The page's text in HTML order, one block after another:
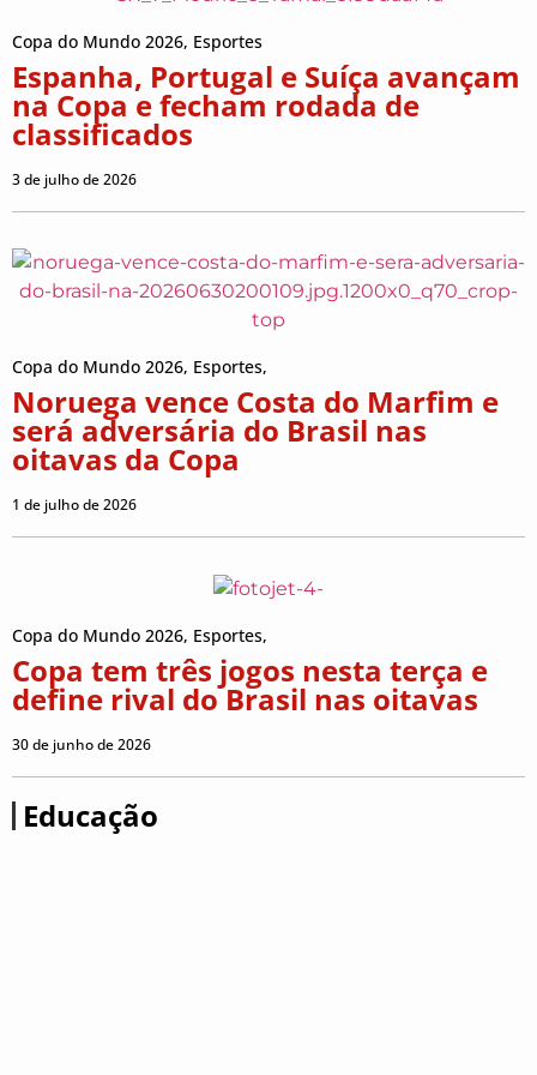
Copa do Mundo 2026, Esportes
Espanha, Portugal e Suíça avançam
na Copa e fecham rodada de
classificados
3 de julho de 2026
Copa do Mundo 2026, Esportes,
Noruega vence Costa do Marfim e
será adversária do Brasil nas
oitavas da Copa
1 de julho de 2026
Copa do Mundo 2026, Esportes,
Copa tem três jogos nesta terça e
define rival do Brasil nas oitavas
30 de junho de 2026
Educação